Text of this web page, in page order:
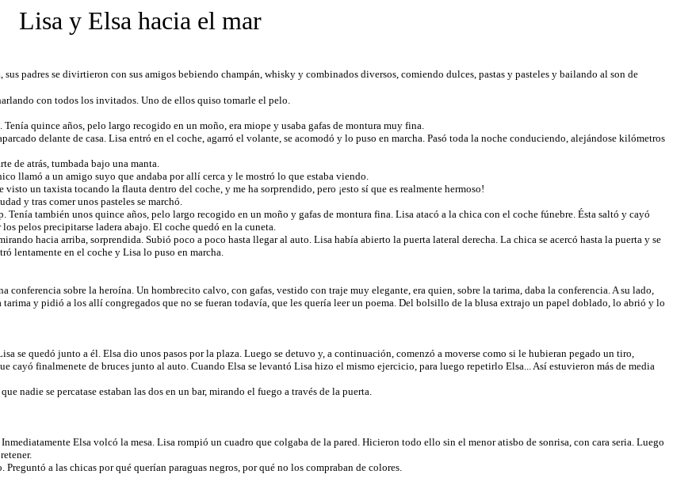
Lisa y Elsa hacia el mar
sus padres se divirtieron con sus amigos bebiendo champán, whisky y combinados diversos, comiendo dulces, pastas y pasteles y bailando al son de
con todos los invitados. Uno de ellos quiso tomarle el pelo.
quince años, pelo largo recogido en un moño, era miope y usaba gafas de montura muy fina.
delante de casa. Lisa entró en el coche, agarró el volante, se acomodó y lo puso en marcha. Pasó toda la noche conduciendo, alejándose kilómetros
de atrás, tumbada bajo una manta.
llamó a un amigo suyo que andaba por allí cerca y le mostró lo que estaba viendo.
un taxista tocando la flauta dentro del coche, y me ha sorprendido, pero ¡esto sí que es realmente hermoso!
y tras comer unos pasteles se marchó.
también unos quince años, pelo largo recogido en un moño y gafas de montura fina. Lisa atacó a la chica con el coche fúnebre. Ésta saltó y cayó
pelos precipitarse ladera abajo. El coche quedó en la cuneta.
hacia arriba, sorprendida. Subió poco a poco hasta llegar al auto. Lisa había abierto la puerta lateral derecha. La chica se acercó hasta la puerta y se
lentamente en el coche y Lisa lo puso en marcha.
sobre la heroína. Un hombrecito calvo, con gafas, vestido con traje muy elegante, era quien, sobre la tarima, daba la conferencia. A su lado,
y pidió a los allí congregados que no se fueran todavía, que les quería leer un poema. Del bolsillo de la blusa extrajo un papel doblado, lo abrió y lo
quedó junto a él. Elsa dio unos pasos por la plaza. Luego se detuvo y, a continuación, comenzó a moverse como si le hubieran pegado un tiro,
cayó finalmenete de bruces junto al auto. Cuando Elsa se levantó Lisa hizo el mismo ejercicio, para luego repetirlo Elsa... Así estuvieron más de media
se percatase estaban las dos en un bar, mirando el fuego a través de la puerta.
Elsa volcó la mesa. Lisa rompió un cuadro que colgaba de la pared. Hicieron todo ello sin el menor atisbo de sonrisa, con cara seria. Luego
a las chicas por qué querían paraguas negros, por qué no los compraban de colores.